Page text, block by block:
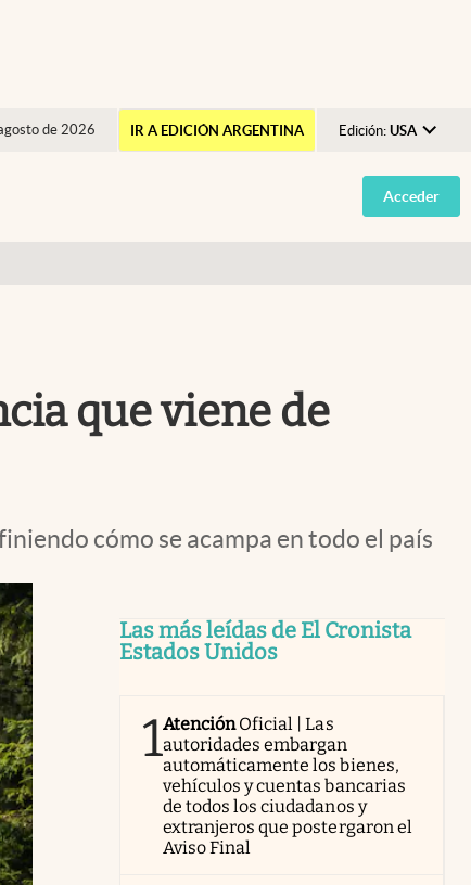
de 2026 IR A EDICIÓN ARGENTINA Edición: USA
Argentina
España
Acceder
que viene de
cómo se acampa en todo el país
Las más leídas de El Cronista
Estados Unidos
1AtenciónOficial | Las
autoridades embargan
automáticamente los bienes,
vehículos y cuentas bancarias
de todos los ciudadanos y
extranjeros que postergaron el
Aviso Final